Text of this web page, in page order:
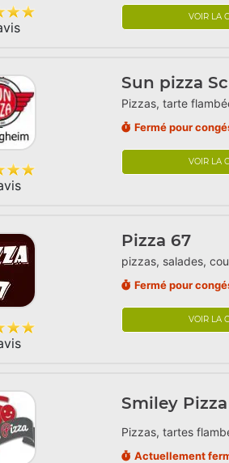
VOIR LA
Sun pizza
Pizzas, tarte
Fermé pour
VOIR LA
Pizza 67
pizzas, salades,
Fermé pour
VOIR LA
Smiley Pizza
Pizzas, tartes
Actuellement